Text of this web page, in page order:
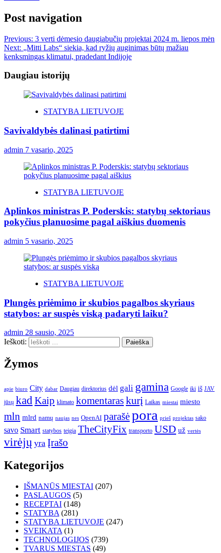
Post navigation
Previous: 3 verti dėmesio daugiabučių projektai 2024 m. liepos mėn
Next: „Mitti Labs“ siekia, kad ryžių auginimas būtų mažiau
kenksmingas klimatui, pradedant Indijoje
Daugiau istorijų
STATYBA LIETUVOJE
Savivaldybės dalinasi patirtimi
admin 7 vasario, 2025
STATYBA LIETUVOJE
Aplinkos ministras P. Poderskis: statybų sektoriaus
pokyčius planuosime pagal aiškius duomenis
admin 5 vasario, 2025
STATYBA LIETUVOJE
Plungės priėmimo ir skubios pagalbos skyriaus
statybos: ar suspės viską padaryti laiku?
admin 28 sausio, 2025
Ieškoti:
Žymos
apie biuro City dabar Daugiau direktorius dėl gali gamina Google iki iš JAV
jūsų kad Kaip klimato komentaraskurį Laikas miestai miesto
mln mlrd namų naujas nes OpenAI parašėpora prieš projektas sako
savo Smart statybos teigia TheCityFix transporto USD už vertės
virėjų yra Įrašo
Kategorijos
IŠMANŪS MIESTAI (207)
PASLAUGOS (5)
RECEPTAI (148)
STATYBA (281)
STATYBA LIETUVOJE (247)
SVEIKATA (1)
TECHNOLOGIJOS (739)
TVARUS MIESTAS (49)